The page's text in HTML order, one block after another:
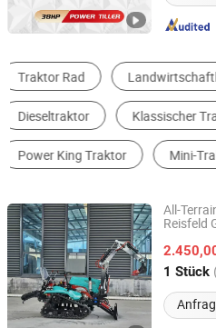
Traktor Ladeprogramm
Aufbaumaschine
All-
Reisfeld
35HP
1 Stück
Qingdao Qingcha Machinery
Shandong, China